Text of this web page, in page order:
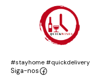
#stayhome #quickdelivery
Siga-nos